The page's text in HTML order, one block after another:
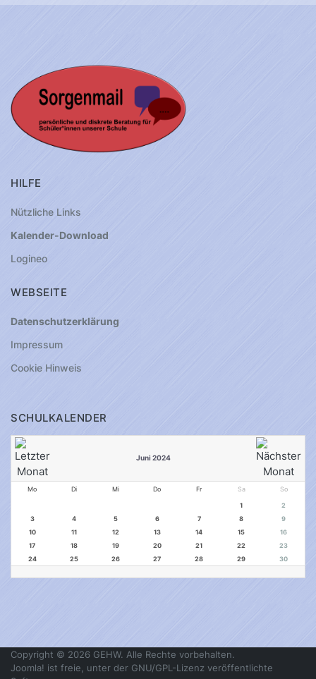
HILFE
Nützliche Links
Kalender-Download
Logineo
WEBSEITE
Datenschutzerklärung
Impressum
Cookie Hinweis
SCHULKALENDER
Juni 2024
Mo Di Mi Do Fr Sa So
1
2
3
4 5 6 7 8
9
10
11 12 13 14 15
16
17
18 19 20 21 22
23
24
25 26 27 28 29 30
Copyright © 2026 GEHW. Alle Rechte vorbehalten.
Joomla! ist freie, unter der GNU/GPL-Lizenz veröffentlichte